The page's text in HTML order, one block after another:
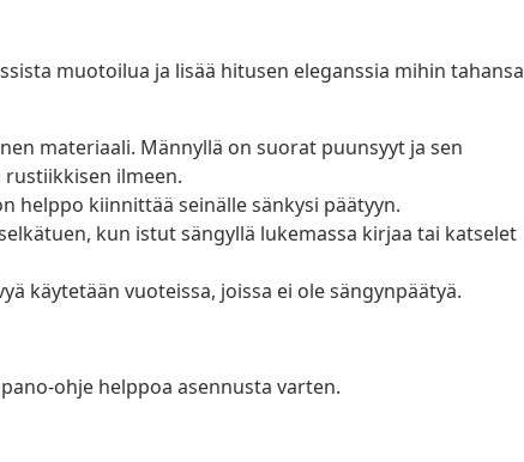
muotoilua ja lisää hitusen eleganssia mihin tahansa
materiaali. Männyllä on suorat puunsyyt ja sen
ilmeen.
helppo kiinnittää seinälle sänkysi päätyyn.
kun istut sängyllä lukemassa kirjaa tai katselet
käytetään vuoteissa, joissa ei ole sängynpäätyä.
ohje helppoa asennusta varten.